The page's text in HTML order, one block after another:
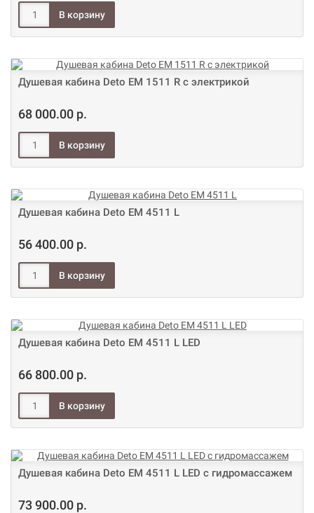
Душевая кабина Deto ЕМ 1511 R с электрикой
68 000.00 р.
Душевая кабина Deto ЕМ 4511 L
56 400.00 р.
Душевая кабина Deto ЕМ 4511 L LED
66 800.00 р.
Душевая кабина Deto ЕМ 4511 L LED с гидромассажем
73 900.00 р.